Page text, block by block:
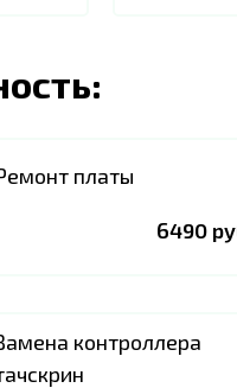
платы
6490
контроллера